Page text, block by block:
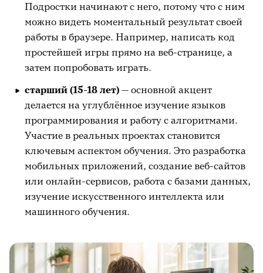
Подростки начинают с него, потому что с ним
можно видеть моментальный результат своей
работы в браузере. Например, написать код
простейшей игры прямо на веб-странице, а
затем попробовать играть.
старший (15-18 лет) — основной акцент
делается на углублённое изучение языков
программирования и работу с алгоритмами.
Участие в реальных проектах становится
ключевым аспектом обучения. Это разработка
мобильных приложений, создание веб-сайтов
или онлайн-сервисов, работа с базами данных,
изучение искусственного интеллекта или
машинного обучения.